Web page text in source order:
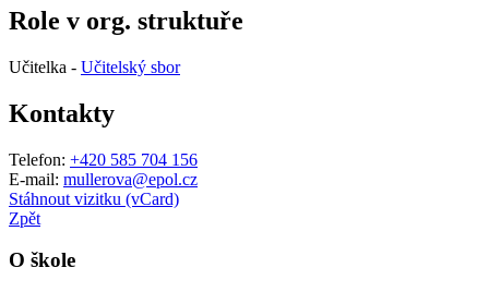
Role v org. struktuře
Učitelka - Učitelský sbor
Kontakty
Telefon: +420 585 704 156
E-mail: mullerova@epol.cz
Stáhnout vizitku (vCard)
Zpět
O škole